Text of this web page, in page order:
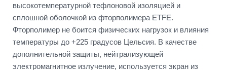
высокотемпературной тефлоновой изоляцией и
сплошной оболочкой из фторполимера ETFE.
Фторполимер не боится физических нагрузок и влияния
температуры до +225 градусов Цельсия. В качестве
дополнительной защиты, нейтрализующей
электромагнитное излучение, используется экран из